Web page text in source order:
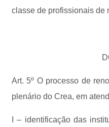
classe de profissionais de
Art. 5º O processo de
plenário do Crea, em
I – identificação das